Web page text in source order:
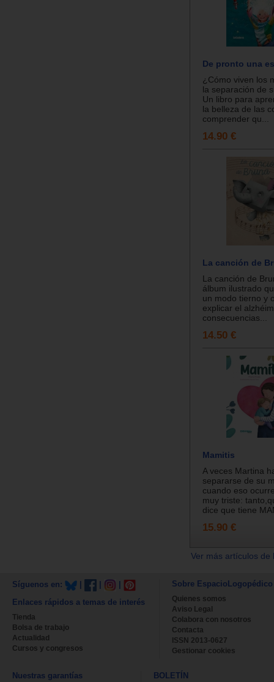
De pronto una
¿Cómo viven los
la separación de
Un libro para
la belleza de las
comprender qu...
14.90 €
La canción de
La canción de
álbum ilustrado
un modo tierno y
explicar el
consecuencias...
14.50 €
Mamitis
A veces Martina
separarse de su
cuando eso
muy triste:
dice que tiene
15.90 €
Ver más artículos
Síguenos en:
Enlaces rápidos a temas de interés
Tienda
Bolsa de trabajo
Actualidad
Cursos y congresos
Sobre EspacioLogopédico
Quienes somos
Aviso Legal
Colabora con nosotros
Contacta
ISSN 2013-0627
Gestionar cookies
Nuestras garantías BOLETÍN